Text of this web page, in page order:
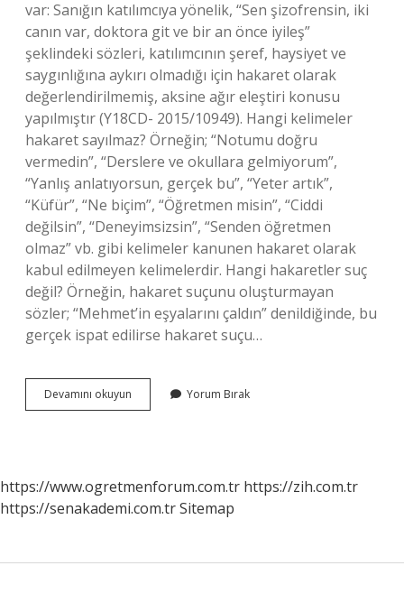
var: Sanığın katılımcıya yönelik, “Sen şizofrensin, iki
canın var, doktora git ve bir an önce iyileş”
şeklindeki sözleri, katılımcının şeref, haysiyet ve
saygınlığına aykırı olmadığı için hakaret olarak
değerlendirilmemiş, aksine ağır eleştiri konusu
yapılmıştır (Y18CD- 2015/10949). Hangi kelimeler
hakaret sayılmaz? Örneğin; “Notumu doğru
vermedin”, “Derslere ve okullara gelmiyorum”,
“Yanlış anlatıyorsun, gerçek bu”, “Yeter artık”,
“Küfür”, “Ne biçim”, “Öğretmen misin”, “Ciddi
değilsin”, “Deneyimsizsin”, “Senden öğretmen
olmaz” vb. gibi kelimeler kanunen hakaret olarak
kabul edilmeyen kelimelerdir. Hangi hakaretler suç
değil? Örneğin, hakaret suçunu oluşturmayan
sözler; “Mehmet’in eşyalarını çaldın” denildiğinde, bu
gerçek ispat edilirse hakaret suçu…
Devamını okuyun
Kişiye
Yorum Bırak
https://www.ogretmenforum.com.tr https://zih.com.tr
https://senakademi.com.trSitemap